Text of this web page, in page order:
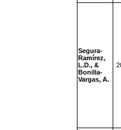
Segura-
Ramírez,
L.D., &
Bonilla-
Vargas, A.